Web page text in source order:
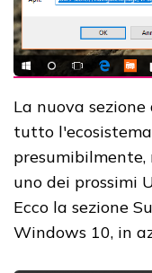
La nuova
tutto
uno dei prossimi
Ecco la sezione
Windows 10, in